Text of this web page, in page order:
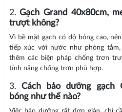
2.Gạch Grand 40x80cm,
trượt không?
Vì bề mặt gạch có độ bóng cao,
tiếp xúc với nước như phòng
thêm các biện pháp chống trơn
tính năng chống trơn phù hợp.
3. Cách bảo dưỡng gạch
bóng như thế nào?